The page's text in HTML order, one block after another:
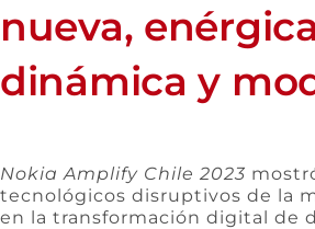
nueva,
dinámica y
Nokia Amplify Chile 2023
tecnológicos disruptivos de la
en la transformación digital de